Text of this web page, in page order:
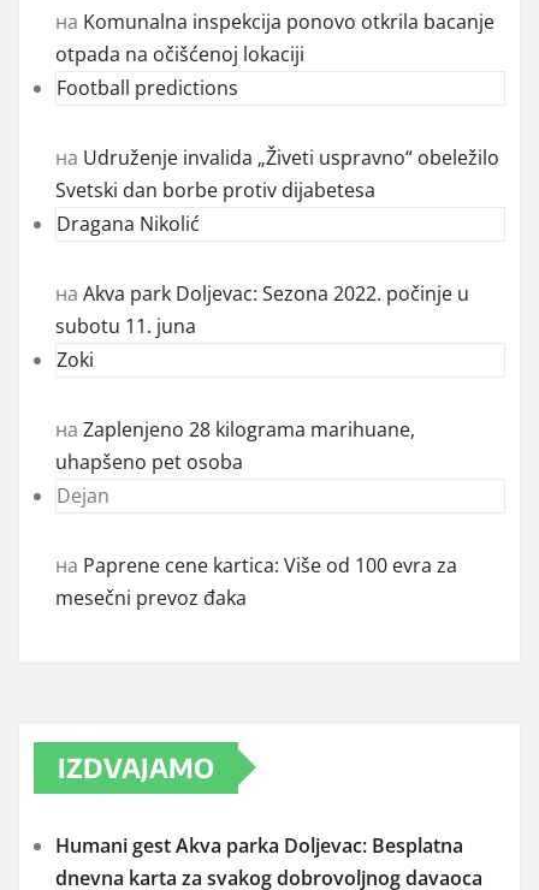
на Komunalna inspekcija ponovo otkrila bacanje
otpada na očišćenoj lokaciji
Football predictions
на Udruženje invalida „Živeti uspravno“ obeležilo
Svetski dan borbe protiv dijabetesa
Dragana Nikolić
на Akva park Doljevac: Sezona 2022. počinje u
subotu 11. juna
Zoki
на Zaplenjeno 28 kilograma marihuane,
uhapšeno pet osoba
Dejan
на Paprene cene kartica: Više od 100 evra za
mesečni prevoz đaka
IZDVAJAMO
Humani gest Akva parka Doljevac: Besplatna
dnevna karta za svakog dobrovoljnog davaoca